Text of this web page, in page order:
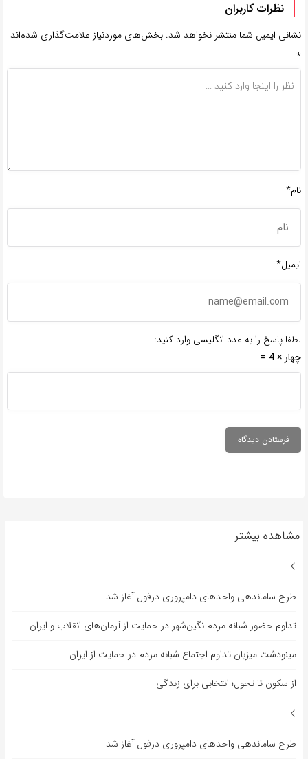
نظرات کاربران
نشانی ایمیل شما منتشر نخواهد شد. بخش‌های موردنیاز علامت‌گذاری شده‌اند
*
نام*
ایمیل*
لطفا پاسخ را به عدد انگلیسی وارد کنید:
چهار × 4 =
مشاهده بیشتر
طرح ساماندهی واحدهای دامپروری دزفول آغاز شد
تداوم حضور شبانه مردم نگین‌شهر در حمایت از آرمان‌های انقلاب و ایران
مینودشت میزبان تداوم اجتماع شبانه مردم در حمایت از ایران
از سکون تا تحول؛ انتخابی برای زندگی
طرح ساماندهی واحدهای دامپروری دزفول آغاز شد